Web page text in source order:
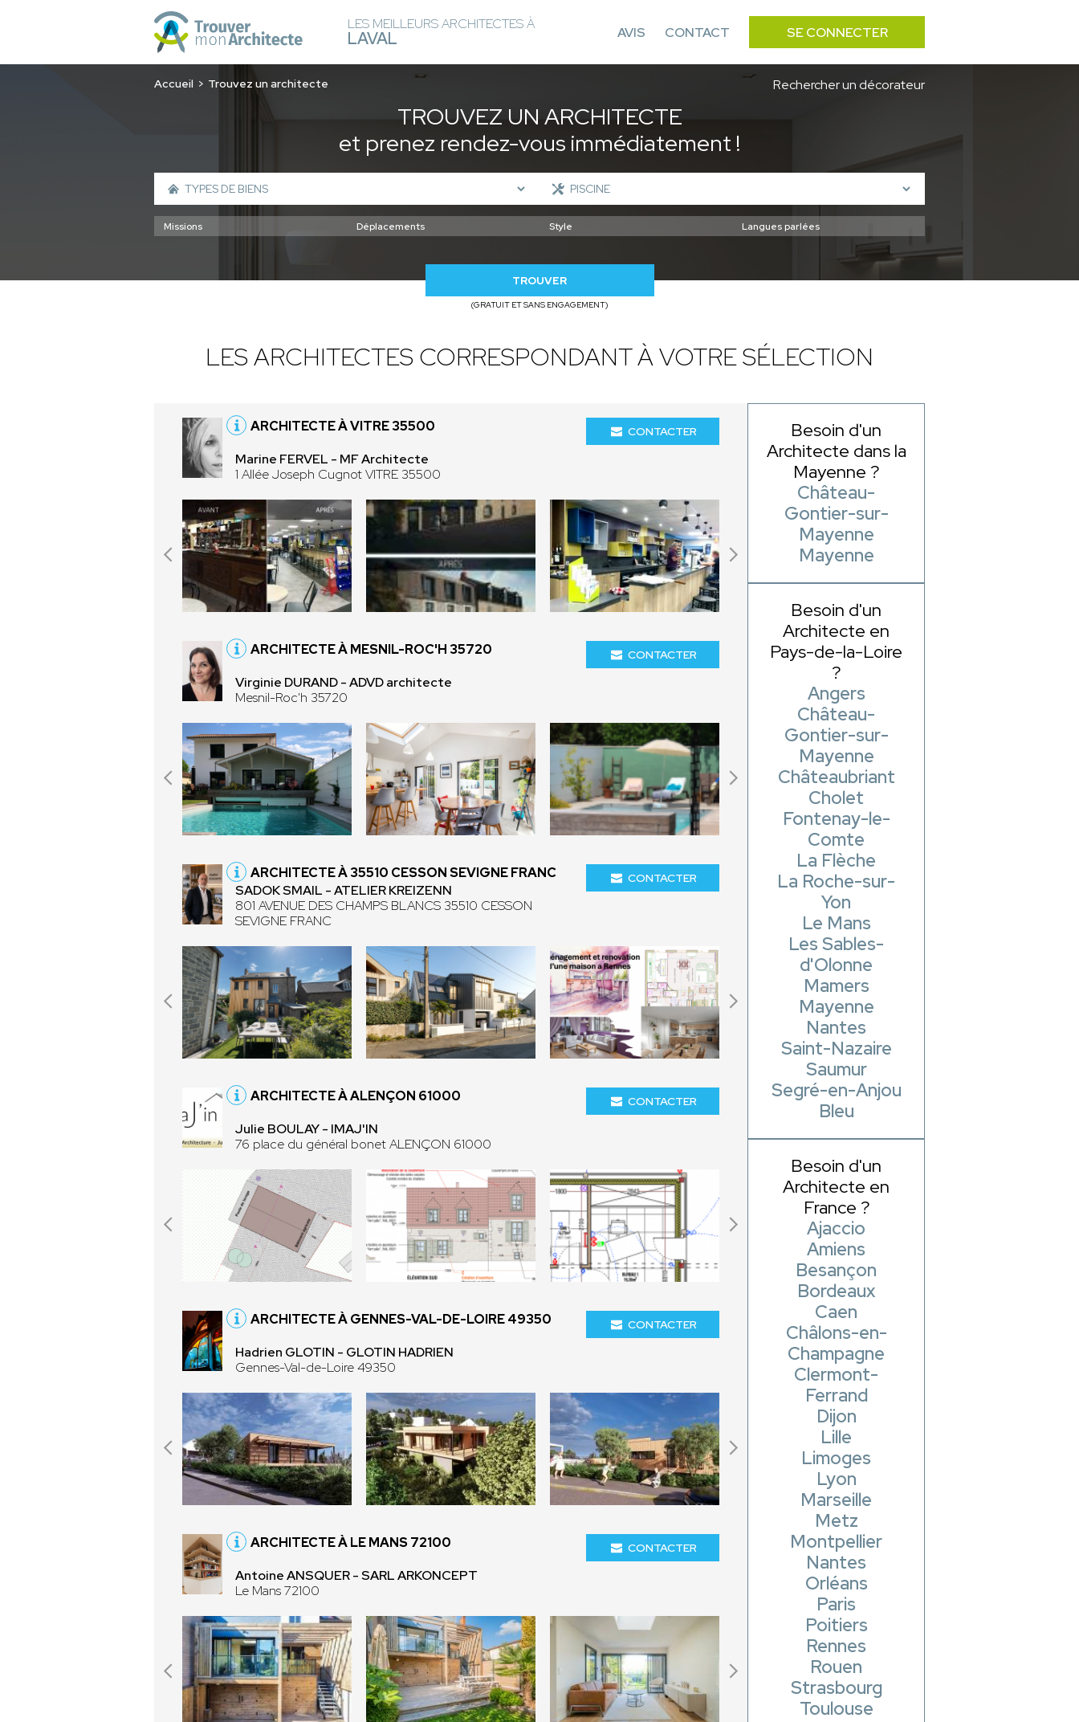
LES MEILLEURS ARCHITECTES À
LAVAL AVIS CONTACT SE CONNECTER
Accueil Trouvez un architecte Rechercher un décorateur
TROUVEZ UN ARCHITECTE
et prenez rendez-vous immédiatement !
TROUVER
(GRATUIT ET SANS ENGAGEMENT)
LES ARCHITECTES CORRESPONDANT À VOTRE SÉLECTION
ARCHITECTE À VITRE 35500
Marine FERVEL - MF Architecte
1 Allée Joseph Cugnot VITRE 35500
CONTACTER
ARCHITECTE À MESNIL-ROC'H 35720
Virginie DURAND - ADVD architecte
Mesnil-Roc'h 35720
CONTACTER
ARCHITECTE À 35510 CESSON SEVIGNE FRANC
SADOK SMAIL - ATELIER KREIZENN
801 AVENUE DES CHAMPS BLANCS 35510 CESSON
SEVIGNE FRANC
CONTACTER
ARCHITECTE À ALENÇON 61000
Julie BOULAY - IMAJ'IN
76 place du général bonet ALENÇON 61000
CONTACTER
ARCHITECTE À GENNES-VAL-DE-LOIRE 49350
Hadrien GLOTIN - GLOTIN HADRIEN
Gennes-Val-de-Loire 49350
CONTACTER
ARCHITECTE À LE MANS 72100
Antoine ANSQUER - SARL ARKONCEPT
Le Mans 72100
CONTACTER
Besoin d'un
Architecte dans la
Mayenne ?
Château-
Gontier-sur-
Mayenne
Mayenne
Besoin d'un
Architecte en
Pays-de-la-Loire
?
Angers
Château-
Gontier-sur-
Mayenne
Châteaubriant
Cholet
Fontenay-le-
Comte
La Flèche
La Roche-sur-
Yon
Le Mans
Les Sables-
d'Olonne
Mamers
Mayenne
Nantes
Saint-Nazaire
Saumur
Segré-en-Anjou
Bleu
Besoin d'un
Architecte en
France ?
Ajaccio
Amiens
Besançon
Bordeaux
Caen
Châlons-en-
Champagne
Clermont-
Ferrand
Dijon
Lille
Limoges
Lyon
Marseille
Metz
Montpellier
Nantes
Orléans
Paris
Poitiers
Rennes
Rouen
Strasbourg
Toulouse